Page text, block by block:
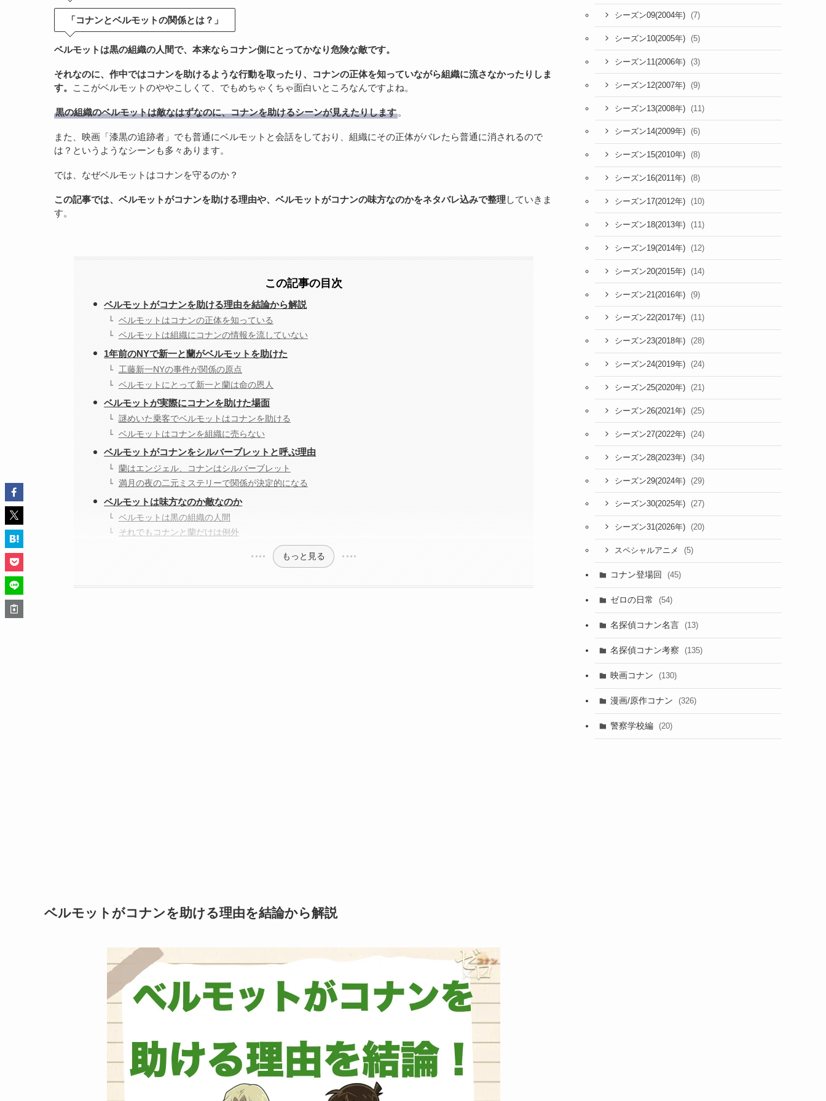
「コナンとベルモットの関係とは？」
ベルモットは黒の組織の人間で、本来ならコナン側にとってかなり危険な敵です。
それなのに、作中ではコナンを助けるような行動を取ったり、コナンの正体を知っていながら組織に流さなかったりしま
す。
ここがベルモットのややこしくて、でもめちゃくちゃ面白いところなんですよね。
黒の組織のベルモットは敵なはずなのに、コナンを助けるシーンが見えたりします 。
また、映画「漆黒の追跡者」でも普通にベルモットと会話をしており、組織にその正体がバレたら普通に消されるので
は？というようなシーンも多々あります。
では、なぜベルモットはコナンを守るのか？
この記事では、ベルモットがコナンを助ける理由や、ベルモットがコナンの味方なのかをネタバレ込みで整理していきま
す。
この記事の目次
ベルモットがコナンを助ける理由を結論から解説
ベルモットはコナンの正体を知っている
ベルモットは組織にコナンの情報を流していない
1年前のNYで新一と蘭がベルモットを助けた
工藤新一NYの事件が関係の原点
ベルモットにとって新一と蘭は命の恩人
ベルモットが実際にコナンを助けた場面
謎めいた乗客でベルモットはコナンを助ける
ベルモットはコナンを組織に売らない
ベルモットがコナンをシルバーブレットと呼ぶ理由
蘭はエンジェル、コナンはシルバーブレット
満月の夜の二元ミステリーで関係が決定的になる
ベルモットは味方なのか敵なのか
ベルモットは黒の組織の人間
それでもコナンと蘭だけは例外
もっと見る
ベルモットがコナンを助ける理由を結論から解説
シーズン09(2004年) (7)
シーズン10(2005年) (5)
シーズン11(2006年) (3)
シーズン12(2007年) (9)
シーズン13(2008年) (11)
シーズン14(2009年) (6)
シーズン15(2010年) (8)
シーズン16(2011年) (8)
シーズン17(2012年) (10)
シーズン18(2013年) (11)
シーズン19(2014年) (12)
シーズン20(2015年) (14)
シーズン21(2016年) (9)
シーズン22(2017年) (11)
シーズン23(2018年) (28)
シーズン24(2019年) (24)
シーズン25(2020年) (21)
シーズン26(2021年) (25)
シーズン27(2022年) (24)
シーズン28(2023年) (34)
シーズン29(2024年) (29)
シーズン30(2025年) (27)
シーズン31(2026年) (20)
スペシャルアニメ (5)
コナン登場回 (45)
ゼロの日常 (54)
名探偵コナン名言 (13)
名探偵コナン考察 (135)
映画コナン (130)
漫画/原作コナン (326)
警察学校編 (20)